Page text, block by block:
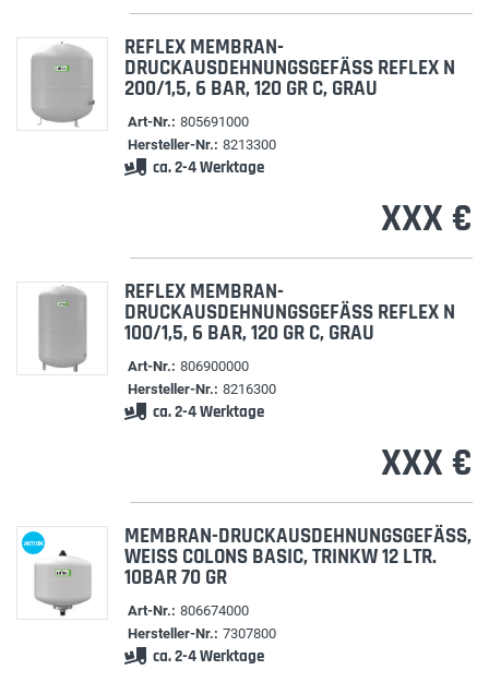
REFLEX MEMBRAN-
DRUCKAUSDEHNUNGSGEFÄSS REFLEX N 2
00/1,5, 6 BAR, 120 GR C, GRAU
Art-Nr.: 805691000
Hersteller-Nr.: 8213300
ca. 2-4 Werktage
XXX €
REFLEX MEMBRAN-
DRUCKAUSDEHNUNGSGEFÄSS REFLEX N 1
00/1,5, 6 BAR, 120 GR C, GRAU
Art-Nr.: 806900000
Hersteller-Nr.: 8216300
ca. 2-4 Werktage
XXX €
AKTION MEMBRAN-DRUCKAUSDEHNUNGSGEFÄSS, W
EISS COLONS BASIC, TRINKW 12 LTR. 10
BAR 70 GR
Art-Nr.: 806674000
Hersteller-Nr.: 7307800
ca. 2-4 Werktage